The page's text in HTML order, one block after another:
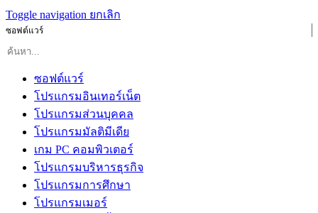
Toggle navigation ยกเลิก
ซอฟต์แวร์
ซอฟต์แวร์
โปรแกรมอินเทอร์เน็ต
โปรแกรมส่วนบุคคล
โปรแกรมมัลติมีเดีย
เกม PC คอมพิวเตอร์
โปรแกรมบริหารธุรกิจ
โปรแกรมการศึกษา
โปรแกรมเมอร์